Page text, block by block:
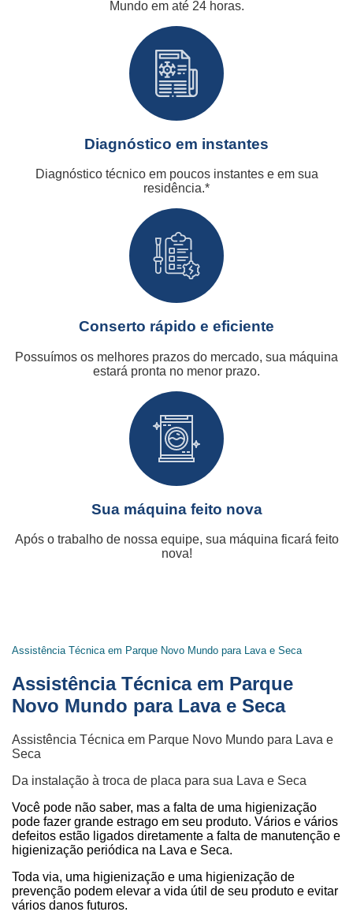
Mundo em até 24 horas.
Diagnóstico em instantes
Diagnóstico técnico em poucos instantes e em sua
residência.*
Conserto rápido e eficiente
Possuímos os melhores prazos do mercado, sua máquina
estará pronta no menor prazo.
Sua máquina feito nova
Após o trabalho de nossa equipe, sua máquina ficará feito
nova!
Assistência Técnica em Parque Novo Mundo para Lava e Seca
Assistência Técnica em Parque
Novo Mundo para Lava e Seca
Assistência Técnica em Parque Novo Mundo para Lava e
Seca
Da instalação à troca de placa para sua Lava e Seca
Você pode não saber, mas a falta de uma higienização
pode fazer grande estrago em seu produto. Vários e vários
defeitos estão ligados diretamente a falta de manutenção e
higienização periódica na Lava e Seca.
Toda via, uma higienização e uma higienização de
prevenção podem elevar a vida útil de seu produto e evitar
vários danos futuros.